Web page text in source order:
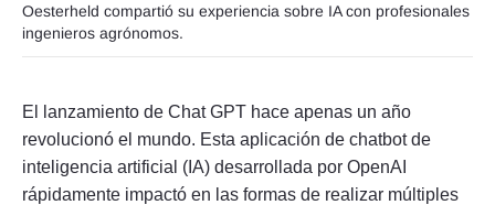
Oesterheld compartió su experiencia sobre IA con profesionales
ingenieros agrónomos.
El lanzamiento de Chat GPT hace apenas un año
revolucionó el mundo. Esta aplicación de chatbot de
inteligencia artificial (IA) desarrollada por OpenAI
rápidamente impactó en las formas de realizar múltiples